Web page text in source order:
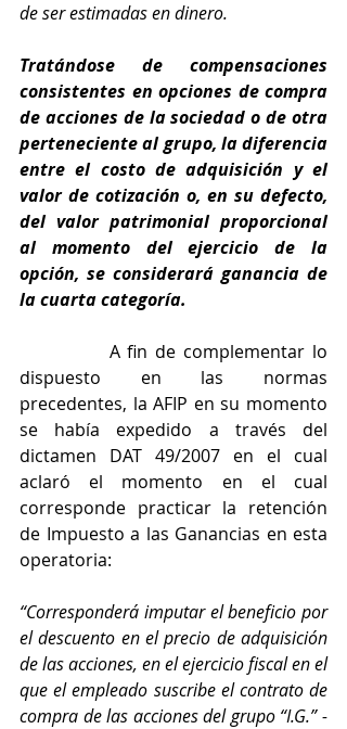
de ser estimadas en dinero.
Tratándose de compensaciones
consistentes en opciones de compra
de acciones de la sociedad o de otra
perteneciente al grupo, la diferencia
entre el costo de adquisición y el
valor de cotización o, en su defecto,
del valor patrimonial proporcional
al momento del ejercicio de la
opción, se considerará ganancia de
la cuarta categoría.
dispuesto en las normas
precedentes, la AFIP en su momento
se había expedido a través del
dictamen DAT 49/2007 en el cual
aclaró el momento en el cual
corresponde practicar la retención
de Impuesto a las Ganancias en esta
operatoria:
“Corresponderá imputar el beneficio por
el descuento en el precio de adquisición
de las acciones, en el ejercicio fiscal en el
que el empleado suscribe el contrato de
compra de las acciones del grupo “I.G.” -